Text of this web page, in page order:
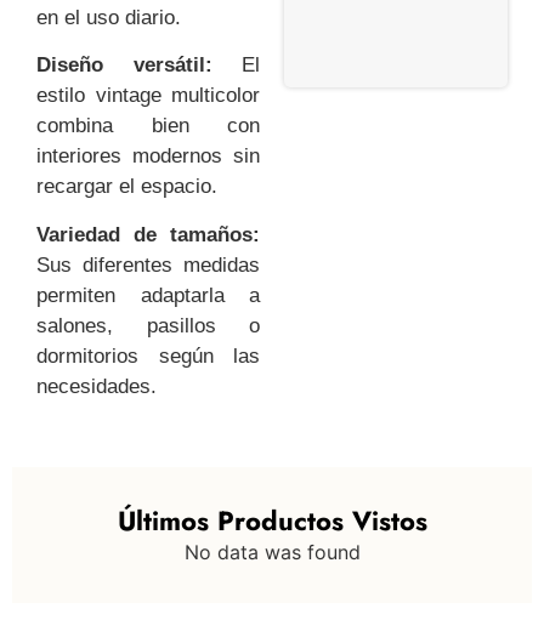
en el uso diario.
Diseño versátil: El
estilo vintage multicolor
combina bien con
interiores modernos sin
recargar el espacio.
Variedad de tamaños:
Sus diferentes medidas
permiten adaptarla a
salones, pasillos o
dormitorios según las
necesidades.
Últimos Productos Vistos
No data was found